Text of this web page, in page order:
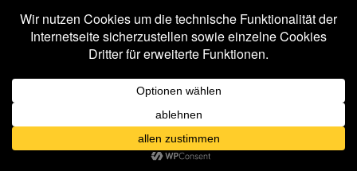
Lord Of The Lost M'era Luna Festival
MannheimMono Inc.
MS Connexion Ost+Front
Schandmaul
Statistik Subway to Sally
Super Schwarzes Mannheim Tanzbrunnen